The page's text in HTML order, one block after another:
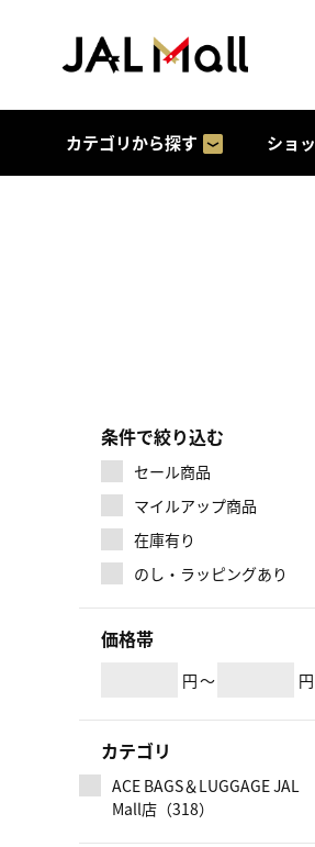
カテゴリから探す ショ
マイルアップ商品
条件で絞り込む
セール商品
在庫有り
のし・ラッピングあり
価格帯
円～ 円
カテゴリ
ACE BAGS＆LUGGAGE JAL
Mall店（318）